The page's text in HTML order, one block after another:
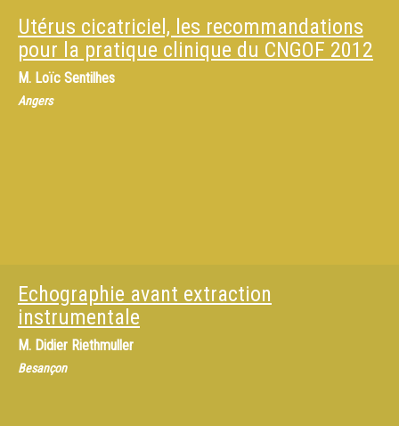
Utérus cicatriciel, les recommandations
pour la pratique clinique du CNGOF 2012
M. Loïc Sentilhes
Angers
Echographie avant extraction
instrumentale
M. Didier Riethmuller
Besançon